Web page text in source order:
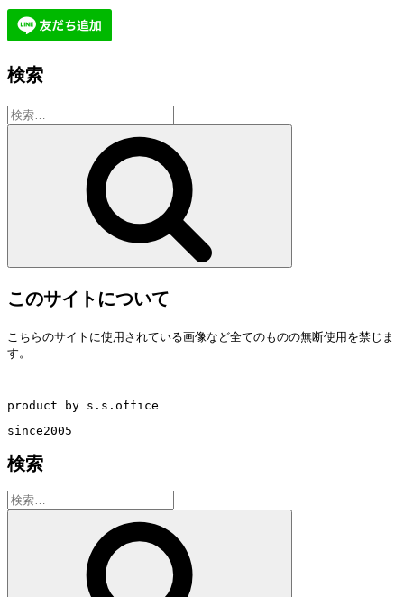
検索
検
索:
このサイトについて
こちらのサイトに使用されている画像など全てのものの無断使用を禁じま
す。
product by s.s.office
since2005
検索
検
索: